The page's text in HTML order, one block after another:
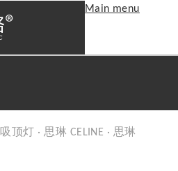
Main menu
吸顶灯 ·思琳 CELINE · 思琳